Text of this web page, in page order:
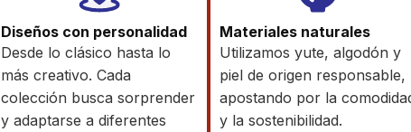
Diseños con personalidad
Desde lo clásico hasta lo
más creativo. Cada
colección busca sorprender
y adaptarse a diferentes
Materiales naturales
Utilizamos yute, algodón y
piel de origen responsable,
apostando por la
y la sostenibilidad.